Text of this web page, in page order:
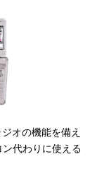
オの機能を備え
代わりに使える